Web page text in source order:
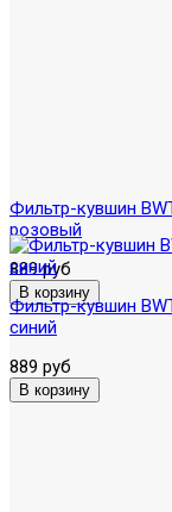
Фильтр-кувшин
розовый
889 руб
Фильтр-кувшин
синий
889 руб